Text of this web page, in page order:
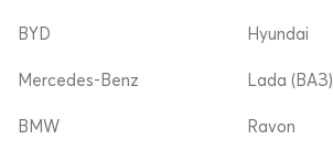
BYD
Mercedes-Benz
Hyundai
Lada (ВАЗ)
BMW Ravon